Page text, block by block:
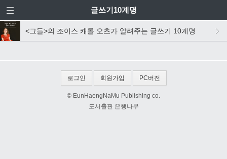
글쓰기10계명
<그들>의 조이스 캐롤 오츠가 알려주는 글쓰기 10계명
로그인 회원가입 PC버전
© EunHaengNaMu Publishing co.
도서출판 은행나무